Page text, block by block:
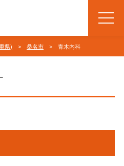
県) > 桑名市 > 青木内科